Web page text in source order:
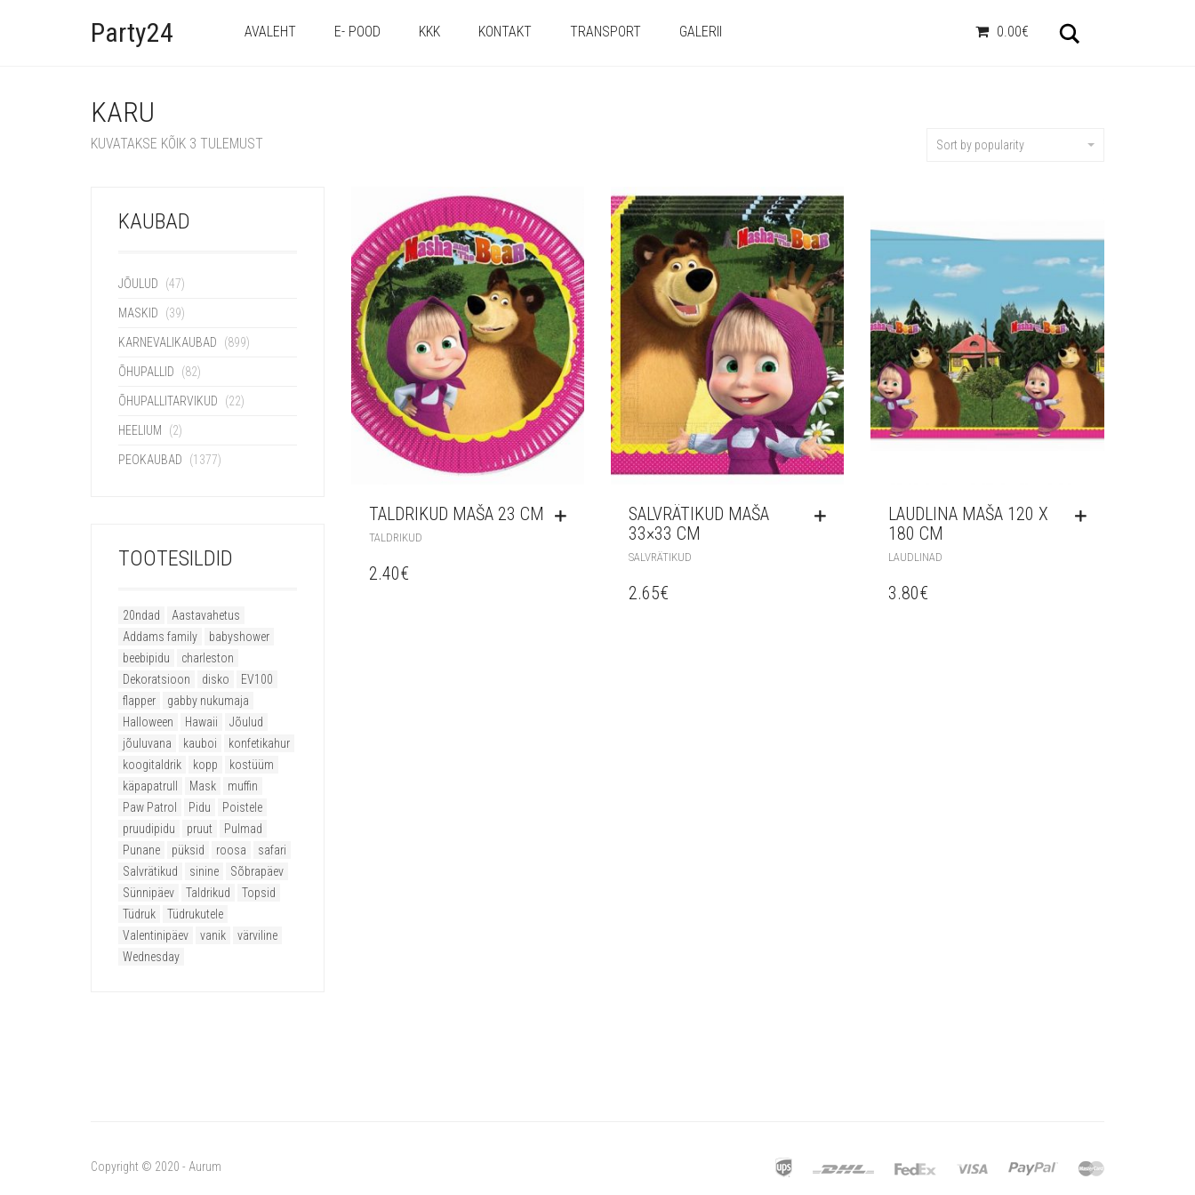
Party24 AVALEHT E- POOD KKK KONTAKT TRANSPORT GALERII 0.00€
KARU
KUVATAKSE KÕIK 3 TULEMUST Sort by popularity
KAUBAD
JÕULUD (47)
MASKID (39)
KARNEVALIKAUBAD (899)
ÕHUPALLID (82)
ÕHUPALLITARVIKUD (22)
HEELIUM (2)
PEOKAUBAD (1377)
TOOTESILDID
20ndad
Aastavahetus
Addams family
babyshower
beebipidu
charleston
Dekoratsioon
disko
EV100
flapper
gabby nukumaja
Halloween
Hawaii
Jõulud
jõuluvana
kauboi
konfetikahur
koogitaldrik
kopp
kostüüm
käpapatrull
Mask
muffin
Paw Patrol
Pidu
Poistele
pruudipidu
pruut
Pulmad
Punane
püksid roosa
safari
Salvrätikud
sinine
Sõbrapäev
Sünnipäev
Taldrikud
Topsid
Tüdruk
Tüdrukutele
Valentinipäev
vanik
värviline
Wednesday
TALDRIKUD MAŠA 23 CM
TALDRIKUD
2.40€
SALVRÄTIKUD MAŠA
33×33 CM
SALVRÄTIKUD
2.65€
LAUDLINA MAŠA 120 X
180 CM
LAUDLINAD
3.80€
Copyright © 2020 - Aurum